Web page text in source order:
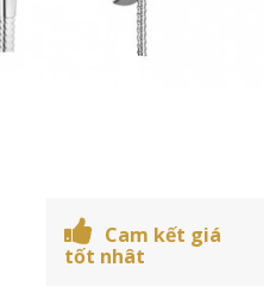
Cam kết giá
tốt nhât